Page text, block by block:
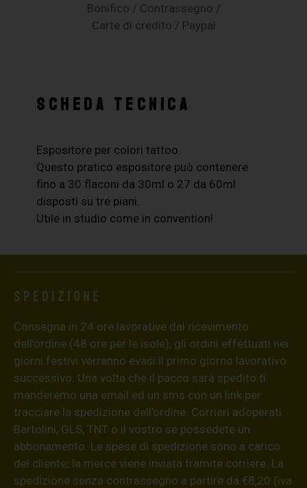
Bonifico / Contrassegno /
Carte di credito / Paypal
SCHEDA TECNICA
Espositore per colori tattoo.
Questo pratico espositore può contenere
fino a 30 flaconi da 30ml o 27 da 60ml
disposti su tre piani.
Utile in studio come in convention!
Spedizione
Consegna in 24 ore lavorative dal ricevimento
dell’ordine (48 ore per le isole), gli ordini effettuati nei
giorni festivi verranno evasi il primo giorno lavorativo
successivo. Una volta che il pacco sarà spedito ti
manderemo una email ed un sms con un link per
tracciare la spedizione dell’ordine. Corrieri adoperati:
Bartolini, GLS, TNT o il vostro se possedete un
abbonamento. Le spese di spedizione sono a carico
del cliente; la merce viene inviata tramite corriere. La
spedizione senza contrassegno a partire da €8,20 (iva